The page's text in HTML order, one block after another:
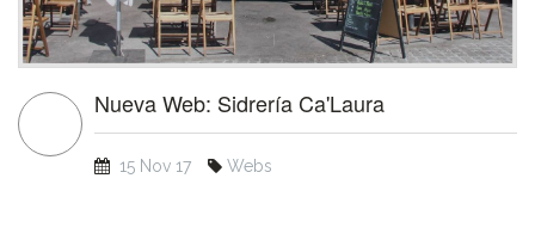
Nueva Web: Sidrería Ca'Laura
15 Nov 17 Webs